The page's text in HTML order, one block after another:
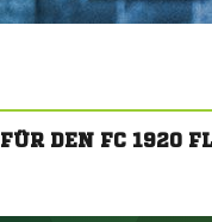
FÜR DEN FC 1920